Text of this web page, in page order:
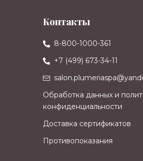
Контакты
8-800-1000-361
+7 (499) 673-34-11
Обработка данных и
конфиденциальности
Доставка сертификатов
Противопоказания